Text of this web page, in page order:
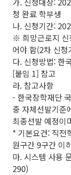
청 완료 학부생
나. 신청기간:
※ 희망근로지 신
어야 함(2차 신
다. 신청방법: 한
[붙임 1] 참고
라. 참고사항
- 한국장학재단
중 자체선발기준
최종선발 예정이
* 기본요건: 직전
원구간 9구간 이
마. 시스템 사용
290)